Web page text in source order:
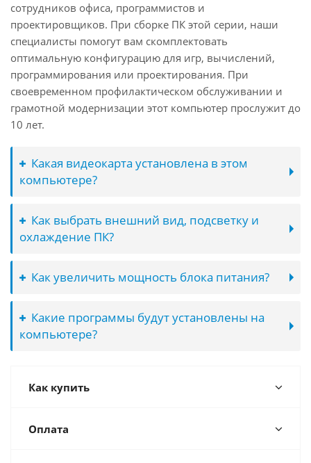
сотрудников офиса, программистов и
проектировщиков. При сборке ПК этой серии, наши
специалисты помогут вам скомплектовать
оптимальную конфигурацию для игр, вычислений,
программирования или проектирования. При
своевременном профилактическом обслуживании и
грамотной модернизации этот компьютер прослужит до
10 лет.
Какая видеокарта установлена в этом
компьютере?
Как выбрать внешний вид, подсветку и
охлаждение ПК?
Как увеличить мощность блока питания?
Какие программы будут установлены на
компьютере?
Как купить
Оплата